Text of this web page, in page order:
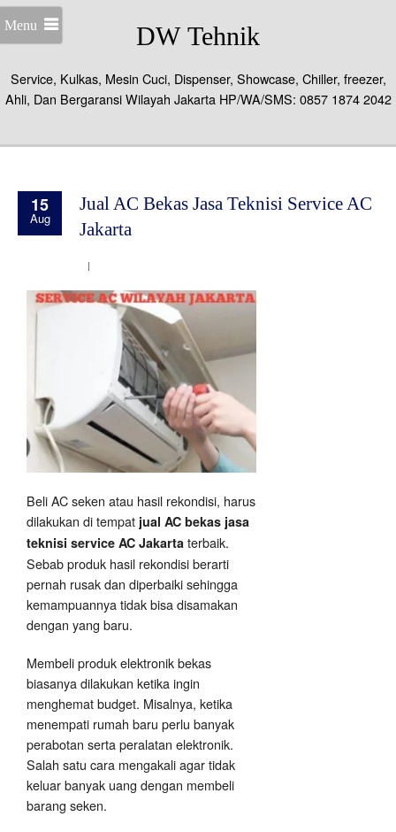
Menu DW Tehnik
Service, Kulkas, Mesin Cuci, Dispenser, Showcase, Chiller, freezer,
Ahli, Dan Bergaransi Wilayah Jakarta HP/WA/SMS: 0857 1874 2042
15
Aug
Jual AC Bekas Jasa Teknisi Service AC
Jakarta
Beli AC seken atau hasil rekondisi, harus
dilakukan di tempat jual AC bekas jasa
teknisi service AC Jakarta terbaik.
Sebab produk hasil rekondisi berarti
pernah rusak dan diperbaiki sehingga
kemampuannya tidak bisa disamakan
dengan yang baru.
Membeli produk elektronik bekas
biasanya dilakukan ketika ingin
menghemat budget. Misalnya, ketika
menempati rumah baru perlu banyak
perabotan serta peralatan elektronik.
Salah satu cara mengakali agar tidak
keluar banyak uang dengan membeli
barang seken.